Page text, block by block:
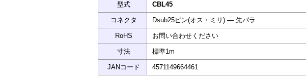
型式 CBL45
コネクタ Dsub25ピン(オス・ミリ) ― 先パラ
RoHS お問い合わせください
寸法 標準1m
JANコード 4571149664461